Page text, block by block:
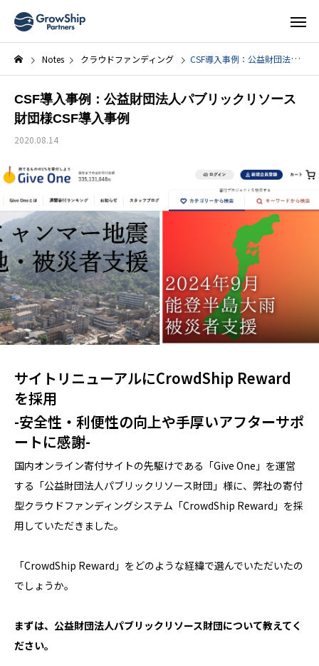
Notes クラウドファンディング CSF導入事例：公益財団法人パブリックリソース財団様CSF導入事例
CSF導入事例：公益財団法人パブリックリソース
財団様CSF導入事例
2020.08.14
サイトリニューアルにCrowdShip Reward
を採用
-安全性・利便性の向上や手厚いアフターサポ
ートに感謝-
国内オンライン寄付サイトの先駆けである「Give One」を運営
する「公益財団法人パブリックリソース財団」様に、弊社の寄付
型クラウドファンディングシステム「CrowdShip Reward」を採
用していただきました。
「CrowdShip Reward」をどのような経緯で選んでいただいたの
でしょうか。
まずは、公益財団法人パブリックリソース財団について教えてく
ださい。